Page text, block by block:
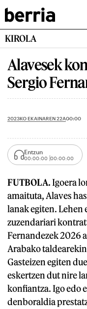
KIROLA
Alavesek
Sergio
2023KO EKAINAREN 22A00:00
Entzun
00:00:00 00:00:00
FUTBOLA.Igoera
amaituta, Alaves
lanak egiten. Lehen
zuzendariari
Fernandezek 2026
Arabako
Gasteizen egiten
eskertzen dut nire
konfiantza. Igo edo
denboraldia